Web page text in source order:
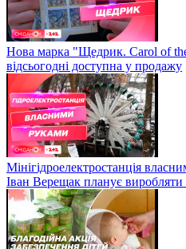
Нова марка "Щедрик. Carol of
відсьогодні доступна у продажу
Мінігідроелектростанція
Іван Верещак планує виробляти